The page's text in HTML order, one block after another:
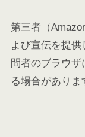
第三者（
よび宣伝を提
問者のブラウ
る場合がありま